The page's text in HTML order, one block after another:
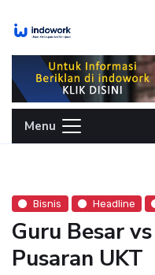
Menu
Bisnis Headline
Guru Besar
Pusaran UKT